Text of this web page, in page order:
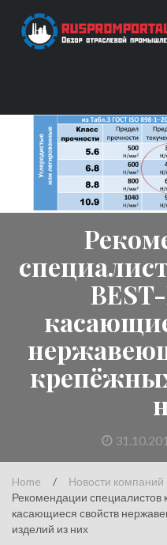
content
Home / Новости компаний
Рекомендации
касающиеся свойств
изделий из них